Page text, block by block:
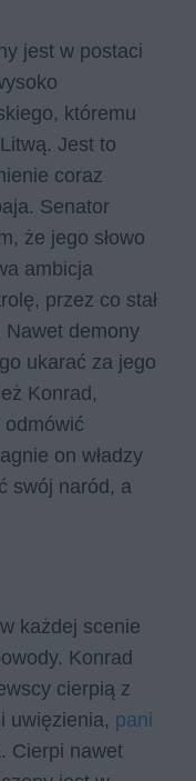
jest w postaci
któremu
Jest to
coraz
Senator
że jego słowo
ambicja
przez co stał
Nawet demony
ukarać za jego
Konrad,
odmówić
on władzy
swój naród, a
każdej scenie
Konrad
cierpią z
uwięzienia, pani
Cierpi nawet